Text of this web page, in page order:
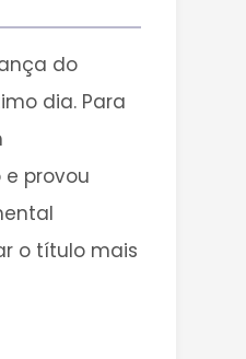
do
dia. Para
provou
o título mais